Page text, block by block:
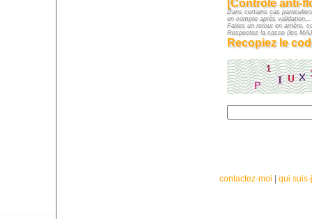
[Contrôle anti-
Dans certains cas
en compte après
Faites un retour en arrière,
Respectez la casse (les
Recopiez le
contactez-moi qui